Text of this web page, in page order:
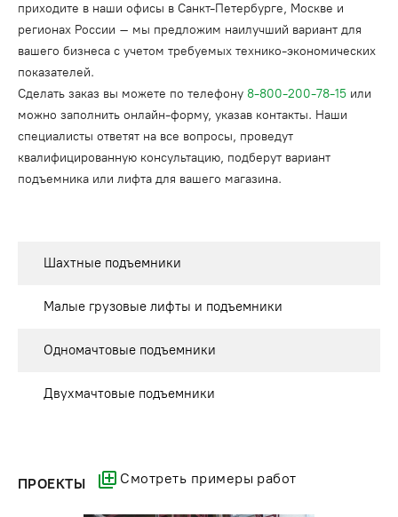
приходите в наши офисы в Санкт-Петербурге, Москве и
регионах России – мы предложим наилучший вариант для
вашего бизнеса с учетом требуемых технико-экономических
показателей.
Сделать заказ вы можете по телефону 8-800-200-78-15 или
можно заполнить онлайн-форму, указав контакты. Наши
специалисты ответят на все вопросы, проведут
квалифицированную консультацию, подберут вариант
подъемника или лифта для вашего магазина.
Шахтные подъемники
Малые грузовые лифты и подъемники
Одномачтовые подъемники
Двухмачтовые подъемники
ПРОЕКТЫ Смотреть примеры работ